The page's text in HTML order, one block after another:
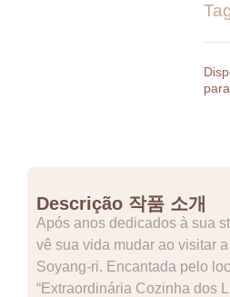
para
Descrição 작품 소개
Após anos dedicados à sua
vê sua vida mudar ao visitar
Soyang-ri. Encantada pelo
“Extraordinária Cozinha dos